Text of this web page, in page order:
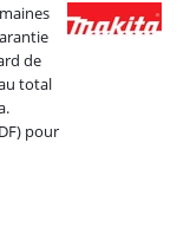
de
total
pour